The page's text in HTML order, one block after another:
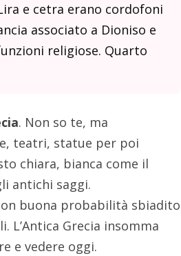
e cetra erano cordofoni
associato a Dioniso e
religiose. Quarto
. Non so te, ma
teatri, statue per poi
chiara, bianca come il
antichi saggi.
buona probabilità sbiadito
Grecia insomma
e vedere oggi.